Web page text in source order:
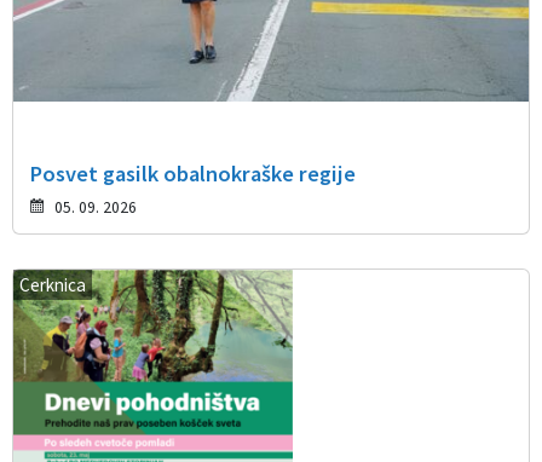
Posvet gasilk obalnokraške regije
05. 09. 2026
Cerknica